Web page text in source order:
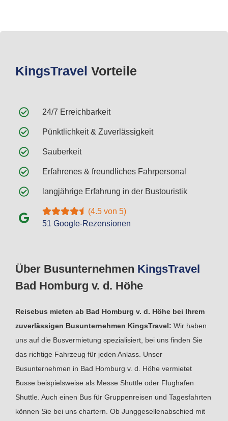
Über Busunternehmen KingsTravel
Bad Homburg v. d. Höhe
Reisebus mieten ab Bad Homburg v. d. Höhe bei Ihrem
zuverlässigen Busunternehmen KingsTravel: Wir haben
uns auf die Busvermietung spezialisiert, bei uns finden Sie
das richtige Fahrzeug für jeden Anlass. Unser
Busunternehmen in Bad Homburg v. d. Höhe vermietet
Busse beispielsweise als Messe Shuttle oder Flughafen
Shuttle. Auch einen Bus für Gruppenreisen und Tagesfahrten
können Sie bei uns chartern. Ob Junggesellenabschied mit
KingsTravel Vorteile
24/7 Erreichbarkeit
Pünktlichkeit & Zuverlässigkeit
Sauberkeit
Erfahrenes & freundliches Fahrpersonal
langjährige Erfahrung in der Bustouristik
(4.5 von 5)
51 Google-Rezensionen